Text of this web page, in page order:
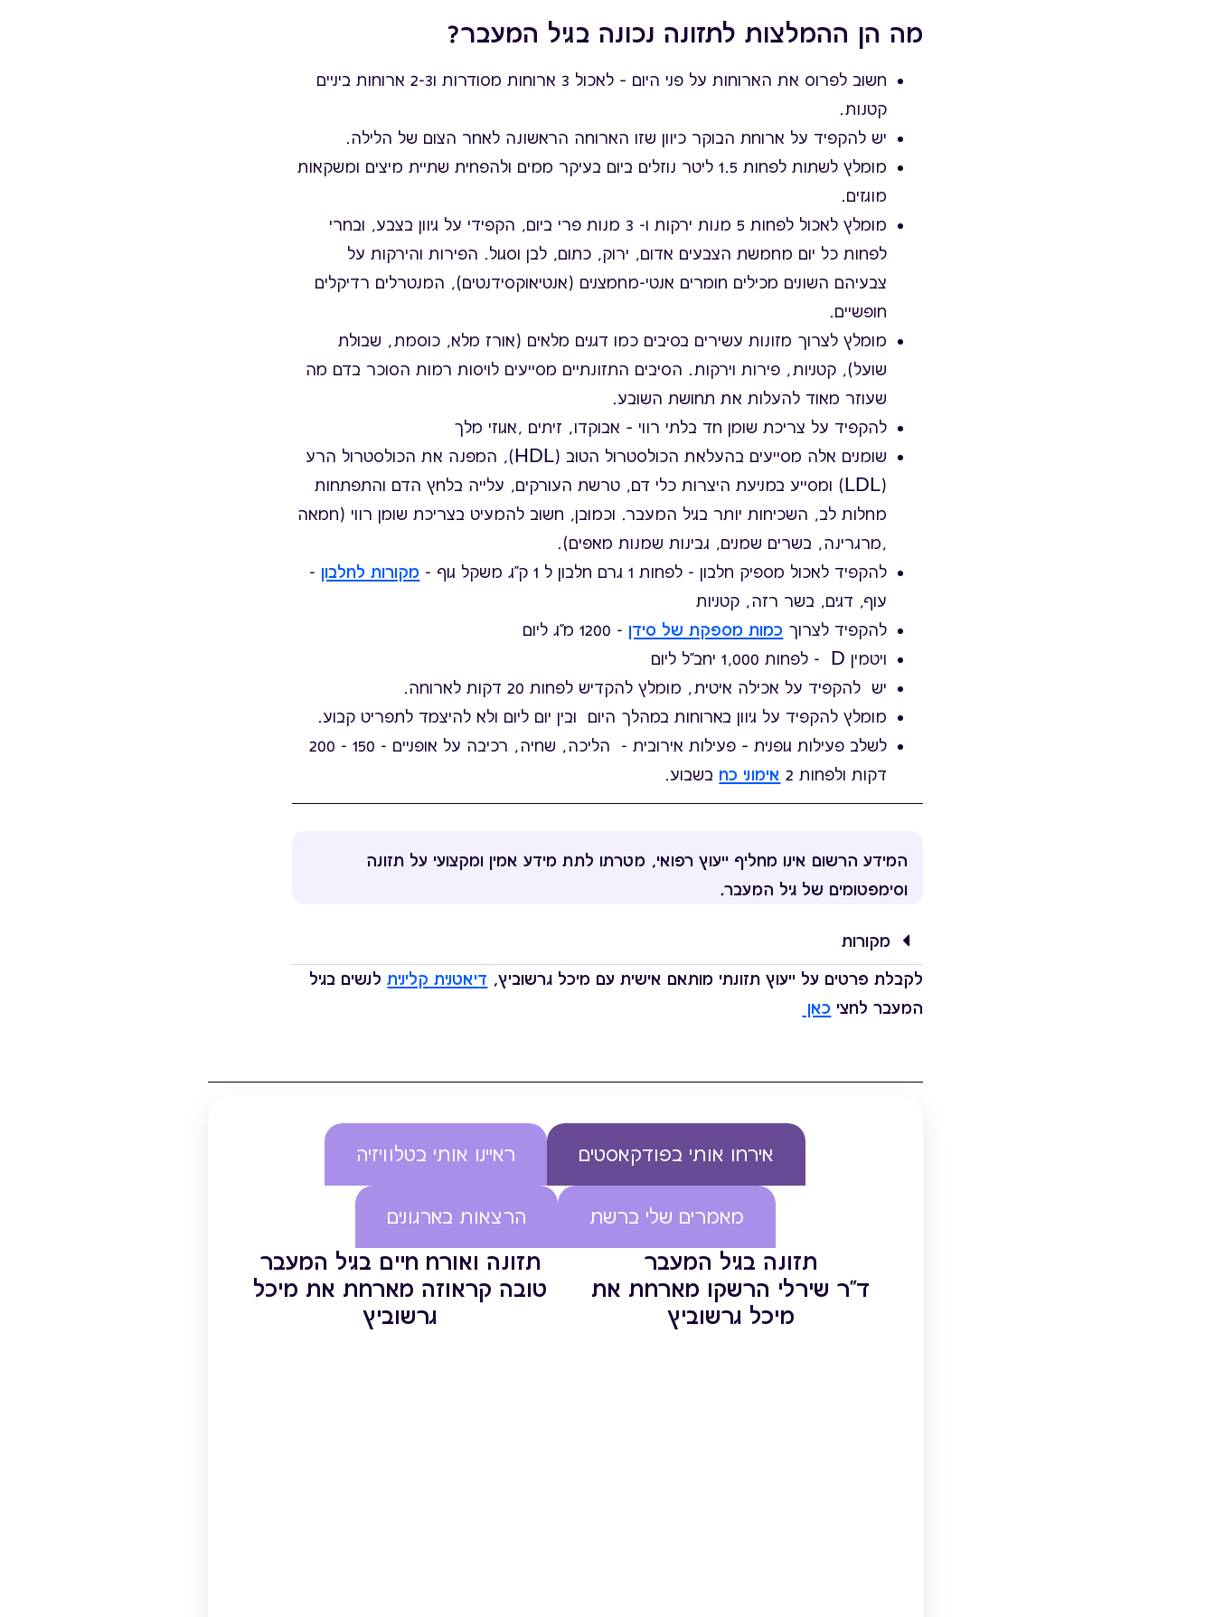
מה הן ההמלצות לתזונה נכונה בגיל המעבר?
חשוב לפרוס את הארוחות על פני היום – לאכול 3 ארוחות מסודרות ו2-3 ארוחות ביניים
קטנות.
יש להקפיד על ארוחת הבוקר כיוון שזו הארוחה הראשונה לאחר הצום של הלילה.
מומלץ לשתות לפחות 1.5 ליטר נוזלים ביום בעיקר ממים ולהפחית שתיית מיצים ומשקאות
מוגזים.
מומלץ לאכול לפחות 5 מנות ירקות ו- 3 מנות פרי ביום, הקפידי על גיוון בצבע, ובחרי
לפחות כל יום מחמשת הצבעים אדום, ירוק, כתום, לבן וסגול. הפירות והירקות על
צבעיהם השונים מכילים חומרים אנטי-מחמצנים (אנטיאוקסידנטים), המנטרלים רדיקלים
חופשיים.
מומלץ לצרוך מזונות עשירים בסיבים כמו דגנים מלאים (אורז מלא, כוסמת, שבולת
שועל), קטניות, פירות וירקות. הסיבים התזונתיים מסייעים לויסות רמות הסוכר בדם מה
שעוזר מאוד להעלות את תחושת השובע.
להקפיד על צריכת שומן חד בלתי רווי – אבוקדו, זיתים ,אגוזי מלך
שומנים אלה מסייעים בהעלאת הכולסטרול הטוב (HDL), המפנה את הכולסטרול הרע
(LDL) ומסייע במניעת היצרות כלי דם, טרשת העורקים, עלייה בלחץ הדם והתפתחות
מחלות לב, השכיחות יותר בגיל המעבר. וכמובן, חשוב להמעיט בצריכת שומן רווי (חמאה
,מרגרינה, בשרים שמנים, גבינות שמנות מאפים).
להקפיד לאכול מספיק חלבון - לפחות 1 גרם חלבון ל 1 ק"ג משקל גוף -
מקורות לחלבון -
עוף, דגים, בשר רזה, קטניות
להקפיד לצרוך כמות מספקת של סידן - 1200 מ"ג ליום
ויטמין D - לפחות 1,000 יחב"ל ליום
יש להקפיד על אכילה איטית, מומלץ להקדיש לפחות 20 דקות לארוחה.
מומלץ להקפיד על גיוון בארוחות במהלך היום ובין יום ליום ולא להיצמד לתפריט קבוע.
לשלב פעילות גופנית – פעילות אירובית - הליכה, שחיה, רכיבה על אופניים - 150 - 200
דקות ולפחות 2
אימוני כח בשבוע.
המידע הרשום אינו מחליף ייעוץ רפואי, מטרתו לתת מידע אמין ומקצועי על תזונה
וסימפטומים של גיל המעבר.
מקורות
לקבלת פרטים על ייעוץ תזונתי מותאם אישית עם מיכל גרשוביץ, דיאטנית קליניתלנשים בגיל
המעבר לחצי כאן
אירחו אותי בפודקאסטים ראיינו אותי בטלוויזיה
מאמרים שלי ברשת הרצאות בארגונים
תזונה בגיל המעבר
ד"ר שירלי הרשקו מארחת את
מיכל גרשוביץ
תזונה ואורח חיים בגיל המעבר
טובה קראוזה מארחת את מיכל
גרשוביץ